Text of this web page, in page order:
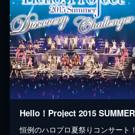
恒例のハロプロ夏祭りコンサート！